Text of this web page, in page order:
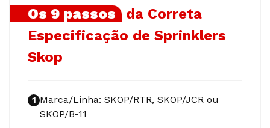
Os 9 passos
da Correta
Especificação de Sprinklers
Skop
1 Marca/Linha: SKOP/RTR, SKOP/JCR ou
SKOP/B-11